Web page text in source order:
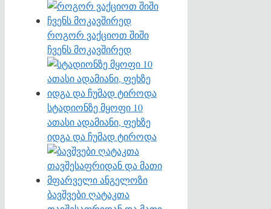
როგორ ვაქციოთ შიში
ჩვენს მოკავშირედ
სტადიონზე მყოფი 10
ათასი ადამიანი, ფეხზე
იდგა და ჩუმად ტიროდა
ბავშვები ღატაკთა